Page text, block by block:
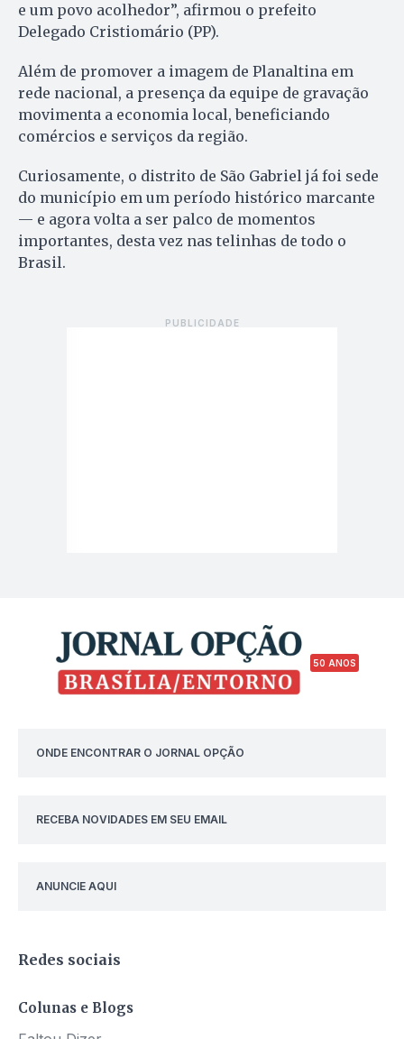
e um povo acolhedor”, afirmou o prefeito
Delegado Cristiomário (PP).
Além de promover a imagem de Planaltina em
rede nacional, a presença da equipe de gravação
movimenta a economia local, beneficiando
comércios e serviços da região.
Curiosamente, o distrito de São Gabriel já foi sede
do município em um período histórico marcante
— e agora volta a ser palco de momentos
importantes, desta vez nas telinhas de todo o
Brasil.
50 ANOS
ONDE ENCONTRAR O JORNAL OPÇÃO
RECEBA NOVIDADES EM SEU EMAIL
ANUNCIE AQUI
Redes sociais
Colunas e Blogs